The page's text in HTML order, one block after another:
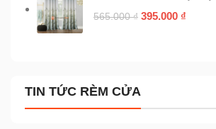
565.000₫ 395.000 ₫
TIN TỨC RÈM CỬA